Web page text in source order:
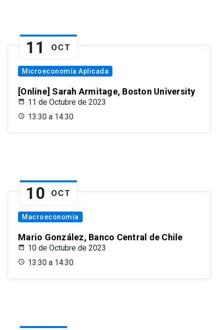
11 OCT
Microeconomía Aplicada
[Online] Sarah Armitage, Boston University
11 de Octubre de 2023
13:30 a 14:30
10 OCT
Macroeconomía
Mario González, Banco Central de Chile
10 de Octubre de 2023
13:30 a 14:30